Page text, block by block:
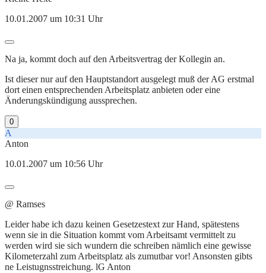
10.01.2007 um 10:31 Uhr
Na ja, kommt doch auf den Arbeitsvertrag der Kollegin an.
Ist dieser nur auf den Hauptstandort ausgelegt muß der AG erstmal
dort einen entsprechenden Arbeitsplatz anbieten oder eine
Änderungskündigung aussprechen.
0
A
Anton
10.01.2007 um 10:56 Uhr
@ Ramses
Leider habe ich dazu keinen Gesetzestext zur Hand, spätestens
wenn sie in die Situation kommt vom Arbeitsamt vermittelt zu
werden wird sie sich wundern die schreiben nämlich eine gewisse
Kilometerzahl zum Arbeitsplatz als zumutbar vor! Ansonsten gibts
ne Leistugnsstreichung. lG Anton